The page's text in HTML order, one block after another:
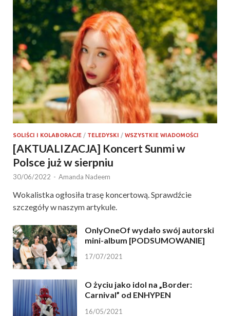
SOLIŚCI I KOLABORACJE / TELEDYSKI / WSZYSTKIE WIADOMOŚCI
[AKTUALIZACJA] Koncert Sunmi w
Polsce już w sierpniu
30/06/2022 - Amanda Nadeem
Wokalistka ogłosiła trasę koncertową. Sprawdźcie
szczegóły w naszym artykule.
OnlyOneOf wydało swój autorski
mini-album [PODSUMOWANIE]
17/07/2021
O życiu jako idol na „Border:
Carnival” od ENHYPEN
16/05/2021